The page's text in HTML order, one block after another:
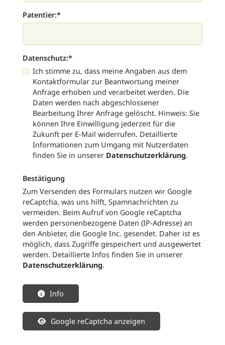
Patentier:*
Datenschutz:*
Ich stimme zu, dass meine Angaben aus dem
Kontaktformular zur Beantwortung meiner
Anfrage erhoben und verarbeitet werden. Die
Daten werden nach abgeschlossener
Bearbeitung Ihrer Anfrage gelöscht. Hinweis: Sie
können Ihre Einwilligung jederzeit für die
Zukunft per E-Mail widerrufen. Detaillierte
Informationen zum Umgang mit Nutzerdaten
finden Sie in unserer Datenschutzerklärung.
Bestätigung
Zum Versenden des Formulars nutzen wir Google
reCaptcha, was uns hilft, Spamnachrichten zu
vermeiden. Beim Aufruf von Google reCaptcha
werden personenbezogene Daten (IP-Adresse) an
den Anbieter, die Google Inc. gesendet. Daher ist es
möglich, dass Zugriffe gespeichert und ausgewertet
werden. Detaillierte Infos finden Sie in unserer
Datenschutzerklärung.
Info
Google reCaptcha anzeigen
Sponsoring und Kooperationen
Förderer
Geschenkideen
Über den Zoo